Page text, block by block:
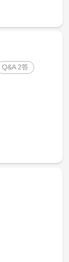
Q&A 2答